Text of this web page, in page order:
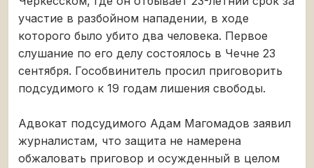
участие в разбойном нападении, в ходе
которого было убито два человека. Первое
слушание по его делу состоялось в Чечне 23
сентября. Гособвинитель просил приговорить
подсудимого к 19 годам лишения свободы.
Адвокат подсудимого Адам Магомадов заявил
журналистам, что защита не намерена
обжаловать приговор и осужденный в целом